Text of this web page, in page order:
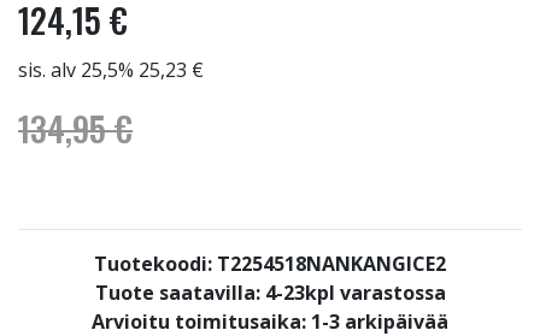
124,15 €
sis. alv 25,5% 25,23 €
134,95 €
Tuotekoodi: T2254518NANKANGICE2
Tuote saatavilla: 4-23kpl varastossa
Arvioitu toimitusaika: 1-3 arkipäivää